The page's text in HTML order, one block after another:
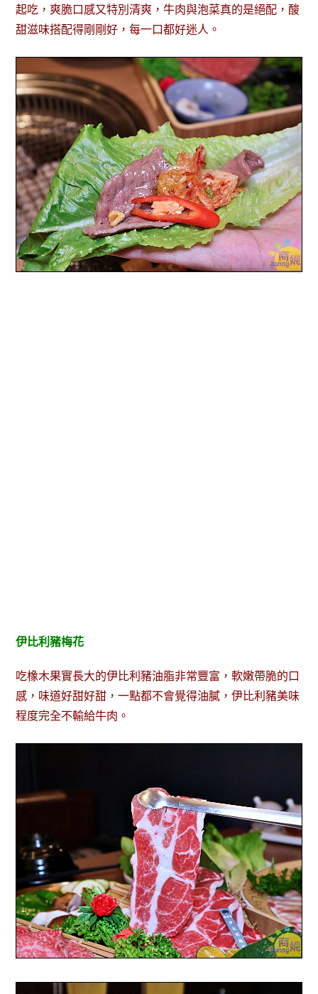
起吃，爽脆口感又特別清爽，牛肉與泡菜真的是絕配，酸
甜滋味搭配得剛剛好，每一口都好迷人。
伊比利豬梅花
吃橡木果實長大的伊比利豬油脂非常豐富，軟嫩帶脆的口
感，味道好甜好甜，一點都不會覺得油膩，伊比利豬美味
程度完全不輸給牛肉。